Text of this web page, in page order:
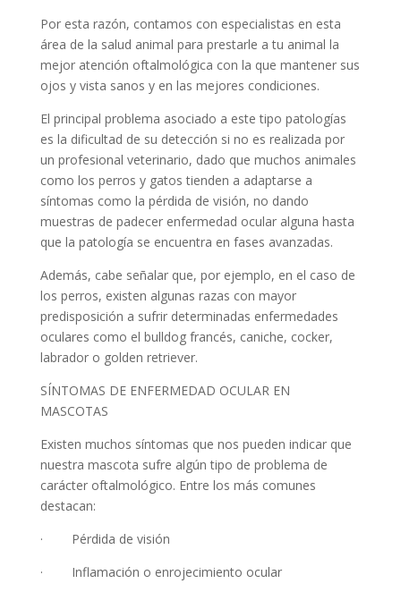
Por esta razón, contamos con especialistas en esta
área de la salud animal para prestarle a tu animal la
mejor atención oftalmológica con la que mantener sus
ojos y vista sanos y en las mejores condiciones.
El principal problema asociado a este tipo patologías
es la dificultad de su detección si no es realizada por
un profesional veterinario, dado que muchos animales
como los perros y gatos tienden a adaptarse a
síntomas como la pérdida de visión, no dando
muestras de padecer enfermedad ocular alguna hasta
que la patología se encuentra en fases avanzadas.
Además, cabe señalar que, por ejemplo, en el caso de
los perros, existen algunas razas con mayor
predisposición a sufrir determinadas enfermedades
oculares como el bulldog francés, caniche, cocker,
labrador o golden retriever.
SÍNTOMAS DE ENFERMEDAD OCULAR EN
MASCOTAS
Existen muchos síntomas que nos pueden indicar que
nuestra mascota sufre algún tipo de problema de
carácter oftalmológico. Entre los más comunes
destacan:
· Pérdida de visión
· Inflamación o enrojecimiento ocular